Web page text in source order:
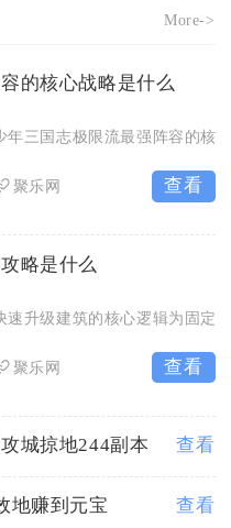
More->
的核心战略是什么
年三国志极限流最强阵容的核
聚乐网 查看
略是什么
速升级建筑的核心逻辑为固定
聚乐网 查看
城掠地244副本 查看
地赚到元宝 查看